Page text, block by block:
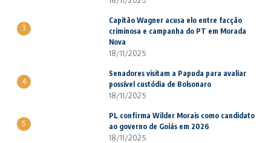
3
Capitão Wagner acusa elo entre facção
criminosa e campanha do PT em Morada
Nova
18/11/2025
4
Senadores visitam a Papuda para avaliar
possível custódia de Bolsonaro
18/11/2025
5
PL confirma Wilder Morais como candidato
ao governo de Goiás em 2026
18/11/2025